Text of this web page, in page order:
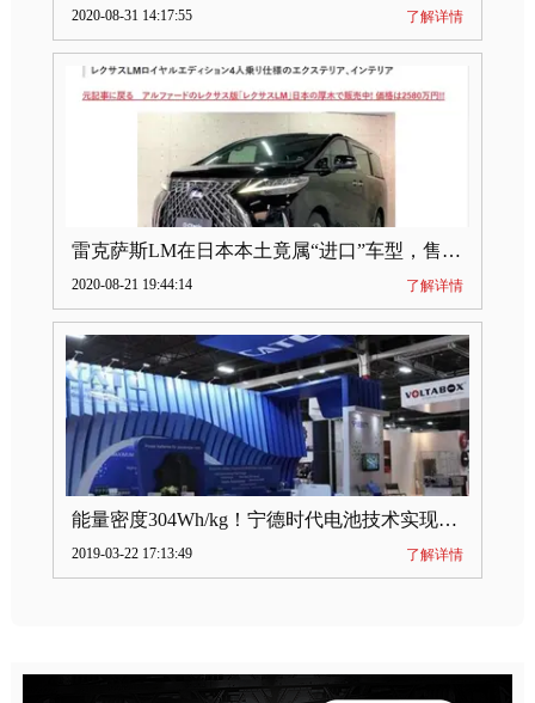
2020-08-31 14:17:55 了解详情
雷克萨斯LM在日本本土竟属“进口”车型，售价2580万日元
2020-08-21 19:44:14 了解详情
能量密度304Wh/kg！宁德时代电池技术实现突破
2019-03-22 17:13:49 了解详情